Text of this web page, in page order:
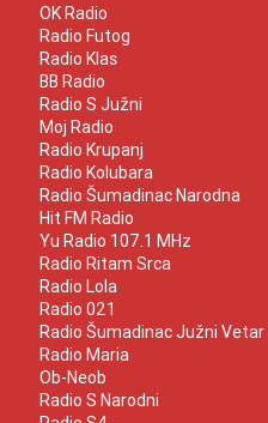
OK Radio
Radio Futog
Radio Klas
BB Radio
Radio S Južni
Moj Radio
Radio Krupanj
Radio Kolubara
Radio Šumadinac Narodna
Hit FM Radio
Yu Radio 107.1 MHz
Radio Ritam Srca
Radio Lola
Radio 021
Radio Šumadinac Južni Vetar
Radio Maria
Ob-Neob
Radio S Narodni